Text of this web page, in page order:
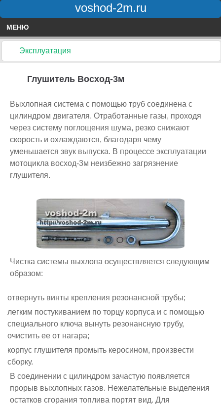
voshod-2m.ru
МЕНЮ
Эксплуатация
Глушитель Восход-3м
Выхлопная система с помощью труб соединена с
цилиндром двигателя. Отработанные газы, проходя
через систему поглощения шума, резко снижают
скорость и охлаждаются, благодаря чему
уменьшается звук выпуска. В процессе эксплуатации
мотоцикла восход-3м неизбежно загрязнение
глушителя.
Чистка системы выхлопа осуществляется следующим
образом:
отвернуть винты крепления резонансной трубы;
легким постукиванием по торцу корпуса и с помощью
специального ключа вынуть резонансную трубу,
очистить ее от нагара;
корпус глушителя промыть керосином, произвести
сборку.
В соединении с цилиндром зачастую появляется
прорыв выхлопных газов. Нежелательные выделения
остатков сгорания топлива портят вид. Для